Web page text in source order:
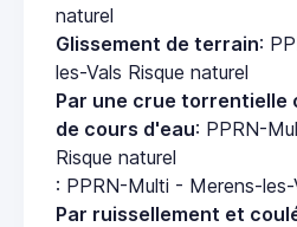
naturel
Glissement de terrain:
les-Vals Risque naturel
Par une crue torrentielle
de cours d'eau: PPRN-
Risque naturel
: PPRN-Multi - Merens-les-
Par ruissellement et